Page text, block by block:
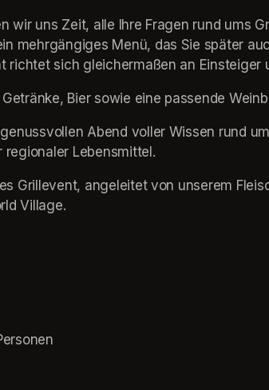
wir uns Zeit, alle Ihre Fragen rund ums
mehrgängiges Menü, das Sie später
richtet sich gleichermaßen an Einsteiger
Bier sowie eine passende
Abend voller Wissen rund
Lebensmittel.
Grillevent, angeleitet von unserem
Village.